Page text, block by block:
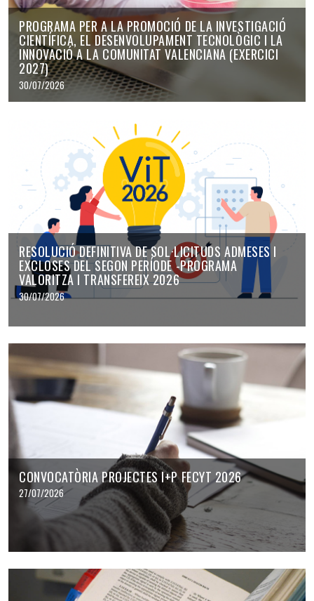
PROGRAMA PER A LA PROMOCIÓ DE LA INVESTIGACIÓ
CIENTÍFICA, EL DESENVOLUPAMENT TECNOLÒGIC I LA
INNOVACIÓ A LA COMUNITAT VALENCIANA (EXERCICI
2027)
30/07/2026
RESOLUCIÓ DEFINITIVA DE SOL·LICITUDS ADMESES I
EXCLOSES DEL SEGON PERÍODE -PROGRAMA
VALORITZA I TRANSFEREIX 2026
30/07/2026
CONVOCATÒRIA PROJECTES I+P FECYT 2026
27/07/2026